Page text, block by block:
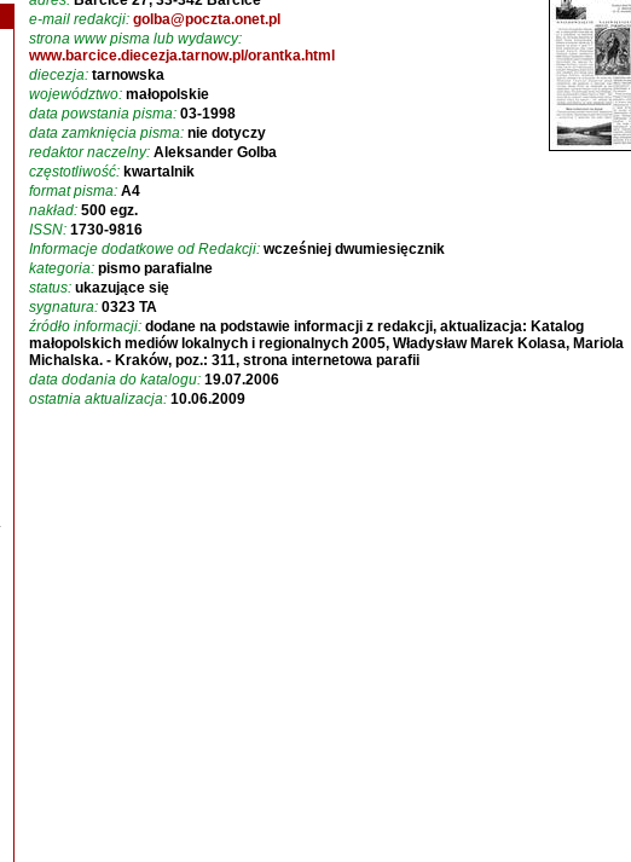
e-mail redakcji: golba@poczta.onet.pl
strona www pisma lub wydawcy:
www.barcice.diecezja.tarnow.pl/orantka.html
diecezja: tarnowska
województwo: małopolskie
data powstania pisma: 03-1998
data zamknięcia pisma: nie dotyczy
redaktor naczelny: Aleksander Golba
częstotliwość: kwartalnik
format pisma: A4
nakład: 500 egz.
ISSN: 1730-9816
Informacje dodatkowe od Redakcji: wcześniej dwumiesięcznik
kategoria: pismo parafialne
status: ukazujące się
sygnatura: 0323 TA
źródło informacji: dodane na podstawie informacji z redakcji, aktualizacja: Katalog
małopolskich mediów lokalnych i regionalnych 2005, Władysław Marek Kolasa, Mariola
Michalska. - Kraków, poz.: 311, strona internetowa parafii
data dodania do katalogu: 19.07.2006
ostatnia aktualizacja: 10.06.2009